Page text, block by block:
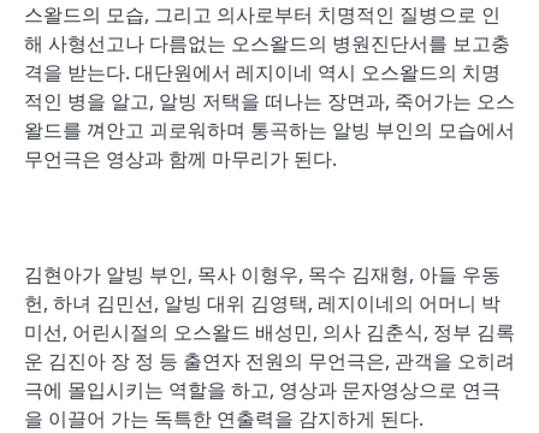
스왈드의 모습, 그리고 의사로부터 치명적인 질병으로 인
해 사형선고나 다름없는 오스왈드의 병원진단서를 보고충
격을 받는다. 대단원에서 레지이네 역시 오스왈드의 치명
적인 병을 알고, 알빙 저택을 떠나는 장면과, 죽어가는 오스
왈드를 껴안고 괴로워하며 통곡하는 알빙 부인의 모습에서
무언극은 영상과 함께 마무리가 된다.
김현아가 알빙 부인, 목사 이형우, 목수 김재형, 아들 우동
헌, 하녀 김민선, 알빙 대위 김영택, 레지이네의 어머니 박
미선, 어린시절의 오스왈드 배성민, 의사 김춘식, 정부 김록
운 김진아 장 정 등 출연자 전원의 무언극은, 관객을 오히려
극에 몰입시키는 역할을 하고, 영상과 문자영상으로 연극
을 이끌어 가는 독특한 연출력을 감지하게 된다.